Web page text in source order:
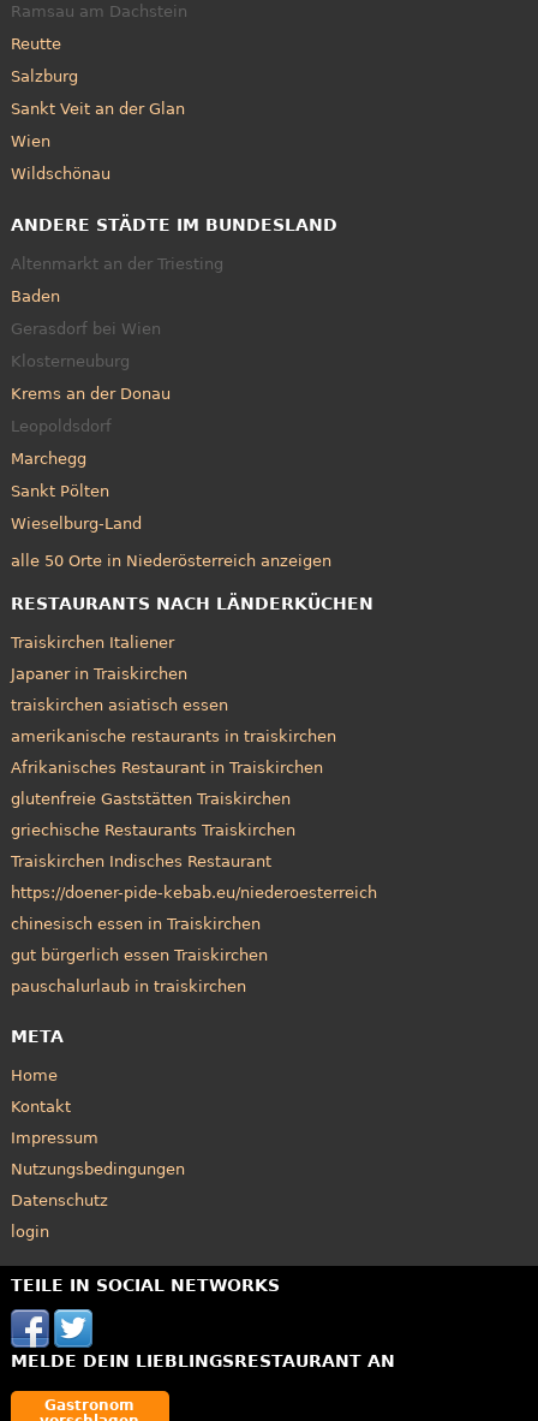
Ramsau am Dachstein
Reutte
Salzburg
Sankt Veit an der Glan
Wien
Wildschönau
ANDERE STÄDTE IM BUNDESLAND
Altenmarkt an der Triesting
Baden
Gerasdorf bei Wien
Klosterneuburg
Krems an der Donau
Leopoldsdorf
Marchegg
Sankt Pölten
Wieselburg-Land
alle 50 Orte in Niederösterreich anzeigen
RESTAURANTS NACH LÄNDERKÜCHEN
Traiskirchen Italiener
Japaner in Traiskirchen
traiskirchen asiatisch essen
amerikanische restaurants in traiskirchen
Afrikanisches Restaurant in Traiskirchen
glutenfreie Gaststätten Traiskirchen
griechische Restaurants Traiskirchen
Traiskirchen Indisches Restaurant
https://doener-pide-kebab.eu/niederoesterreich
chinesisch essen in Traiskirchen
gut bürgerlich essen Traiskirchen
pauschalurlaub in traiskirchen
META
Home
Kontakt
Impressum
Nutzungsbedingungen
Datenschutz
login
TEILE IN SOCIAL NETWORKS
MELDE DEIN LIEBLINGSRESTAURANT AN
Gastronom